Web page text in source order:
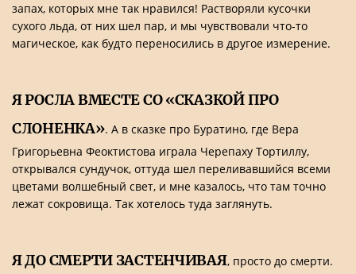
запах, которых мне так нравился! Растворяли кусочки
сухого льда, от них шел пар, и мы чувствовали что-то
магическое, как будто переносились в другое измерение.
Я РОСЛА ВМЕСТЕ СО «СКАЗКОЙ ПРО
СЛОНЕНКА». А в сказке про Буратино, где Вера
Григорьевна Феоктистова играла Черепаху Тортиллу,
открывался сундучок, оттуда шел переливавшийся всеми
цветами волшебный свет, и мне казалось, что там точно
лежат сокровища. Так хотелось туда заглянуть.
Я ДО СМЕРТИ ЗАСТЕНЧИВАЯ, просто до смерти.